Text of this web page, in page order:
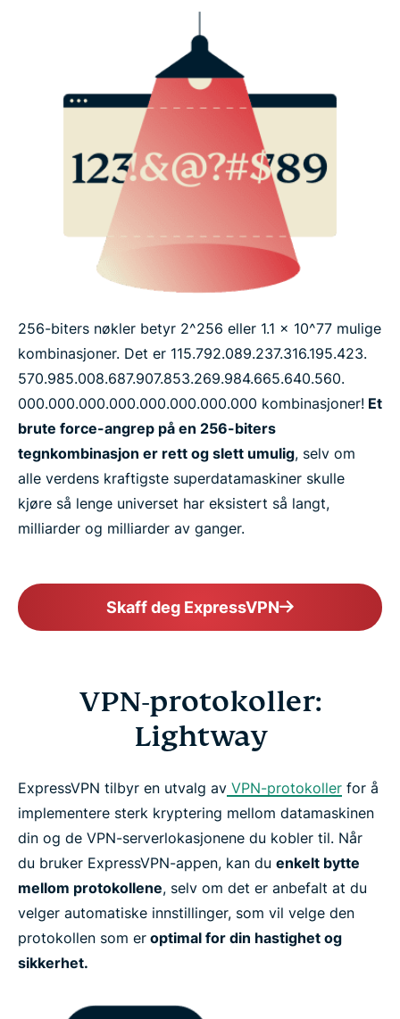
256-biters nøkler betyr 2^256 eller 1.1 x 10^77 mulige
kombinasjoner. Det er 115.​792.​089.​237.​316.​195.​423.​
570.​985.​008.​687.​907.​853.269.​984.665.​640.​560.​
000.000.​000.000.​000.000.​000.000 kombinasjoner! Et
brute force-angrep på en 256-biters
tegnkombinasjon er rett og slett umulig, selv om
alle verdens kraftigste superdatamaskiner skulle
kjøre så lenge universet har eksistert så langt,
milliarder og milliarder av ganger.
Skaff deg ExpressVPN
VPN-protokoller:
Lightway
ExpressVPN tilbyr en utvalg av VPN-protokoller for å
implementere sterk kryptering mellom datamaskinen
din og de VPN-serverlokasjonene du kobler til. Når
du bruker ExpressVPN-appen, kan du enkelt bytte
mellom protokollene, selv om det er anbefalt at du
velger automatiske innstillinger, som vil velge den
protokollen som er optimal for din hastighet og
sikkerhet.